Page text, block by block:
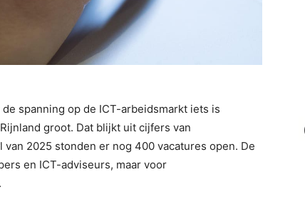
spanning op de ICT-arbeidsmarkt iets is
groot. Dat blijkt uit cijfers van
2025 stonden er nog 400 vacatures open. De
en ICT-adviseurs, maar voor